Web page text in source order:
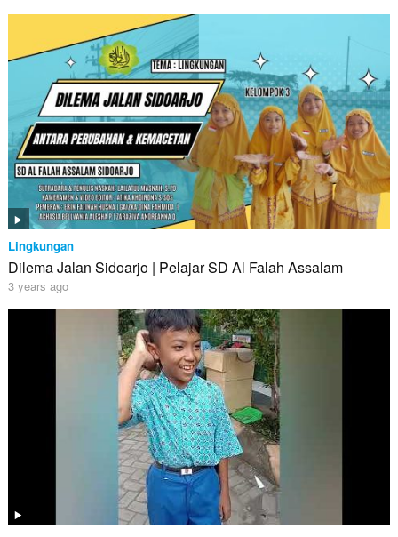
Lingkungan
Dilema Jalan Sidoarjo | Pelajar SD Al Falah Assalam
3 years ago